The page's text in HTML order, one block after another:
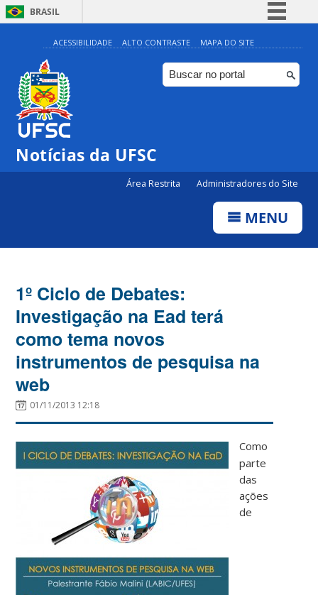
BRASIL
Simplifique!
Comunica BR
Participe
ACESSIBILIDADE ALTO CONTRASTE MAPA DO SITE
Notícias da UFSC
Área Restrita Administradores do Site
MENU
1º Ciclo de Debates:
Investigação na Ead terá
como tema novos
instrumentos de pesquisa na
web
01/11/2013 12:18
Como
parte
das
ações
de